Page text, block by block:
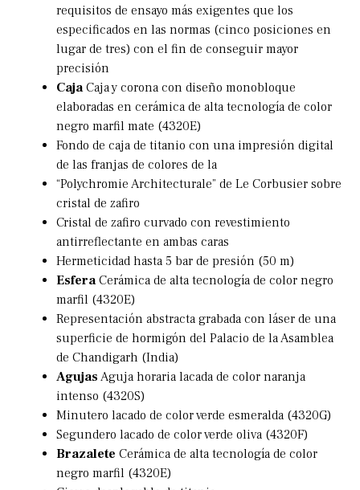
requisitos de ensayo más exigentes que los
especificados en las normas (cinco posiciones en
lugar de tres) con el fin de conseguir mayor
precisión
CajaCaja y corona con diseño monobloque
elaboradas en cerámica de alta tecnología de color
negro marfil mate (4320E)
Fondo de caja de titanio con una impresión digital
de las franjas de colores de la
“Polychromie Architecturale” de Le Corbusier sobre
cristal de zafiro
Cristal de zafiro curvado con revestimiento
antirreflectante en ambas caras
Hermeticidad hasta 5 bar de presión (50 m)
EsferaCerámica de alta tecnología de color negro
marfil (4320E)
Representación abstracta grabada con láser de una
superficie de hormigón del Palacio de la Asamblea
de Chandigarh (India)
Agujas Aguja horaria lacada de color naranja
intenso (4320S)
Minutero lacado de color verde esmeralda (4320G)
Segundero lacado de color verde oliva (4320F)
Brazalete Cerámica de alta tecnología de color
negro marfil (4320E)